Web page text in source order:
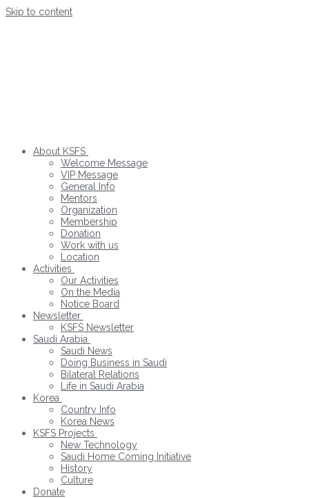
Skip to content
About KSFS
Welcome Message
VIP Message
General Info
Mentors
Organization
Membership
Donation
Work with us
Location
Activities
Our Activities
On the Media
Notice Board
Newsletter
KSFS Newsletter
Saudi Arabia
Saudi News
Doing Business in Saudi
Bilateral Relations
Life in Saudi Arabia
Korea
Country Info
Korea News
KSFS Projects
New Technology
Saudi Home Coming Initiative
History
Culture
Donate